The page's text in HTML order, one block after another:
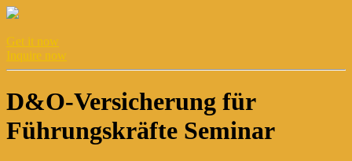
Get it now
Inquire now
D&O-Versicherung für
Führungskräfte Seminar